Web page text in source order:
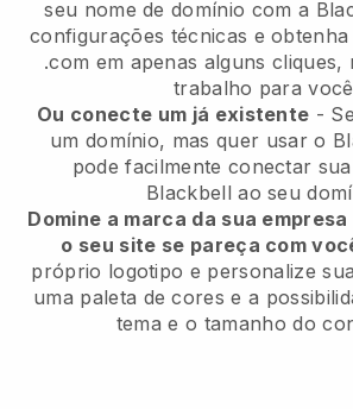
seu nome de domínio com a
configurações técnicas e
.com em apenas alguns cliques,
trabalho para
Ou conecte um já existente -
um domínio, mas quer usar o
pode facilmente conectar
Blackbell ao seu
Domine a marca da sua
o seu site se pareça com
próprio logotipo e personalize
uma paleta de cores e a
tema e o tamanho do